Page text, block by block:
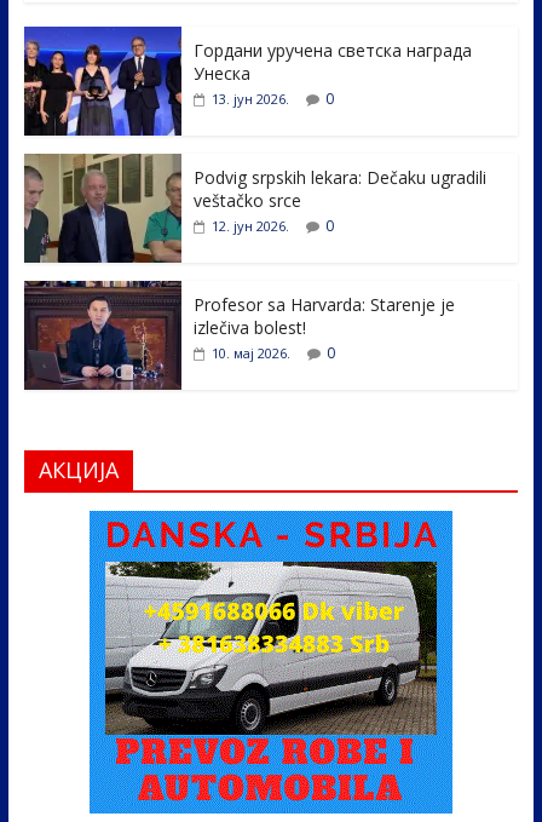
e
b
o
o
k
itt
er e
dI
e
Гордани уручена светска награда
Унеска
13. јун 2026. 0
Podvig srpskih lekara: Dečaku ugradili
veštačko srce
12. јун 2026. 0
Profesor sa Harvarda: Starenje je
izlečiva bolest!
10. мај 2026. 0
АКЦИЈА